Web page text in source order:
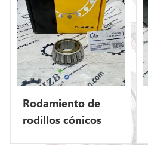
especificaciones de
fabricación originales y
disponible en múltiples
opciones de precisión, es ideal
para mantenimiento diario,
reparación de fallos y
reacondicionamiento de
equipos, con gran
Rodamiento de
rodillos cónicos